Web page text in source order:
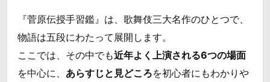
『菅原伝授手習鑑』は、歌舞伎三大名作のひとつで、
物語は五段にわたって展開します。
ここでは、その中でも近年よく上演される6つの場面
を中心に、 あらすじと見どころを初心者にもわかりや